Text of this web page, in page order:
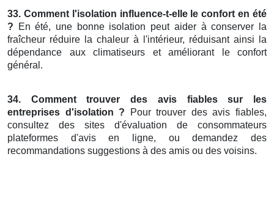
33. Comment l'isolation influence-t-elle le confort en été
? En été, une bonne isolation peut aider à conserver la
fraîcheur réduire la chaleur à l'intérieur, réduisant ainsi la
dépendance aux climatiseurs et améliorant le confort
général.
34. Comment trouver des avis fiables sur les
entreprises d'isolation ? Pour trouver des avis fiables,
consultez des sites d'évaluation de consommateurs
plateformes d'avis en ligne, ou demandez des
recommandations suggestions à des amis ou des voisins.